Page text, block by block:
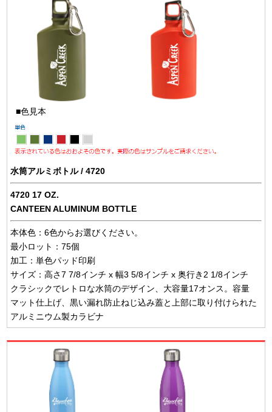
■色見本
水筒アルミボトル / 4720
4720 17 OZ.
CANTEEN ALUMINUM BOTTLE
本体色：6色からお選びください。
最小ロット：75個
加工：単色パッド印刷
サイズ：高さ7 7/8インチ x 幅3 5/8インチ x 奥行き2 1/8インチ
クラシックでレトロな水筒のデザイン、大容量17オンス。容量
マット仕上げ、黒い漏れ防止ねじ込み蓋と上部に取り付けられた
アルミニウム製カラビナ